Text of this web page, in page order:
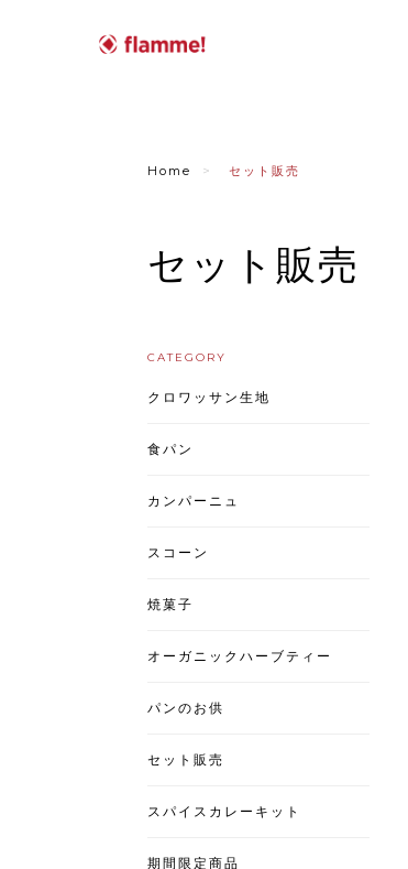
Home セット販売
セット販売
CATEGORY
クロワッサン生地
食パン
カンパーニュ
スコーン
焼菓子
オーガニックハーブティー
パンのお供
セット販売
スパイスカレーキット
期間限定商品